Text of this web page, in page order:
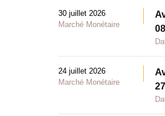
30 juillet 2026
Marché Monétaire
24 juillet 2026
Marché Monétaire